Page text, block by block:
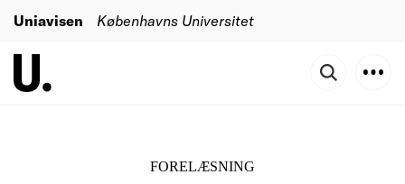
Uniavisen Københavns Universitet
FORELÆSNING